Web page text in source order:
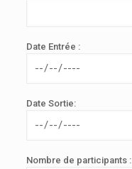
Date Entrée :
Date Sortie:
Nombre de participants :